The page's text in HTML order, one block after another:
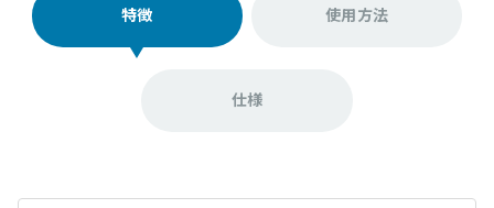
特徴 使用方法
仕様